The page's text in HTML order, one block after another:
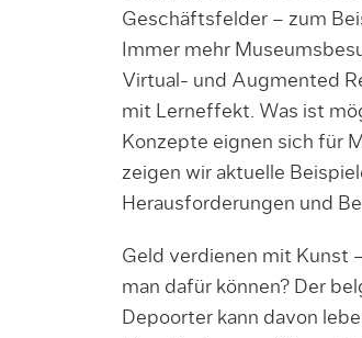
Geschäftsfelder – zum
Immer mehr
Virtual- und Augmented
mit Lerneffekt. Was ist
Konzepte eignen sich für
zeigen wir aktuelle
Herausforderungen und
Geld verdienen mit Kunst
man dafür können? Der
Depoorter kann davon